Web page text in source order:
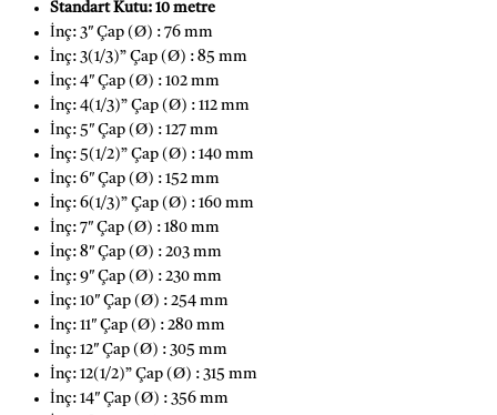
Standart Kutu: 10 metre
İnç: 3″ Çap (Ø) : 76 mm
İnç: 3(1/3)” Çap (Ø) : 85 mm
İnç: 4″ Çap (Ø) : 102 mm
İnç: 4(1/3)” Çap (Ø) : 112 mm
İnç: 5″ Çap (Ø) : 127 mm
İnç: 5(1/2)” Çap (Ø) : 140 mm
İnç: 6″ Çap (Ø) : 152 mm
İnç: 6(1/3)” Çap (Ø) : 160 mm
İnç: 7″ Çap (Ø) : 180 mm
İnç: 8″ Çap (Ø) : 203 mm
İnç: 9″ Çap (Ø) : 230 mm
İnç: 10″ Çap (Ø) : 254 mm
İnç: 11″ Çap (Ø) : 280 mm
İnç: 12″ Çap (Ø) : 305 mm
İnç: 12(1/2)” Çap (Ø) : 315 mm
İnç: 14″ Çap (Ø) : 356 mm